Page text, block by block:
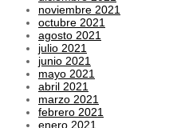
noviembre 2021
octubre 2021
agosto 2021
julio 2021
junio 2021
mayo 2021
abril 2021
marzo 2021
febrero 2021
enero 2021